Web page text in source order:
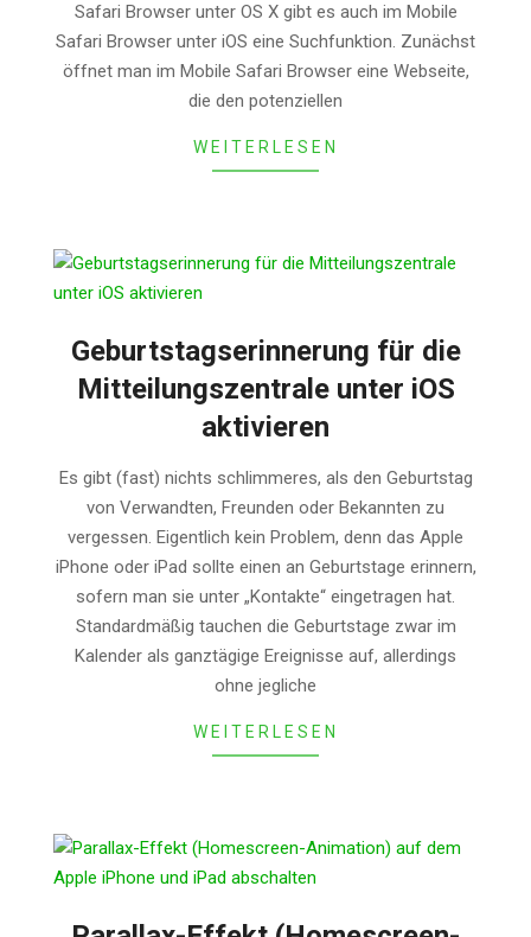
Safari Browser unter OS X gibt es auch im Mobile
Safari Browser unter iOS eine Suchfunktion. Zunächst
öffnet man im Mobile Safari Browser eine Webseite,
die den potenziellen
WEITERLESEN
Geburtstagserinnerung für die
Mitteilungszentrale unter iOS
aktivieren
07-
Es gibt (fast) nichts schlimmeres, als den Geburtstag
von Verwandten, Freunden oder Bekannten zu
vergessen. Eigentlich kein Problem, denn das Apple
iPhone oder iPad sollte einen an Geburtstage erinnern,
sofern man sie unter „Kontakte“ eingetragen hat.
Standardmäßig tauchen die Geburtstage zwar im
Kalender als ganztägige Ereignisse auf, allerdings
ohne jegliche
WEITERLESEN